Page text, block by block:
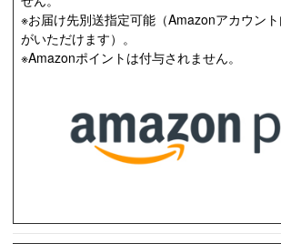
※お届け先別送指定可能（Amazonアカウン
がいただけます）。
※Amazonポイントは付与されません。